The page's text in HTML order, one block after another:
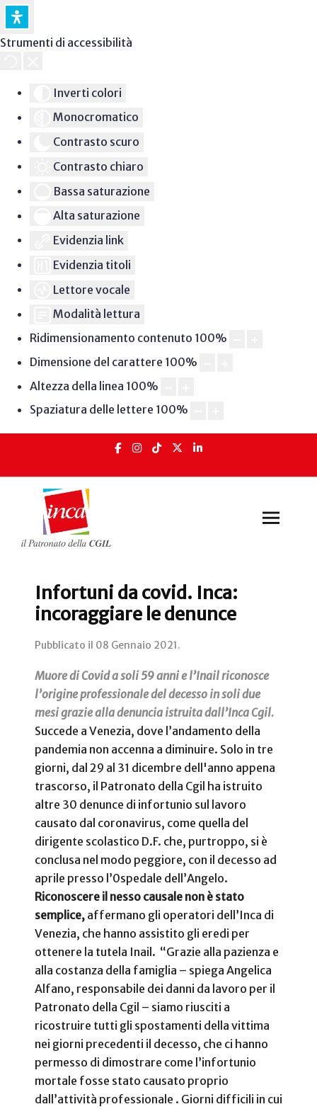
Strumenti di accessibilità
Inverti colori
Monocromatico
Contrasto scuro
Contrasto chiaro
Bassa saturazione
Alta saturazione
Evidenzia link
Evidenzia titoli
Lettore vocale
Modalità lettura
Ridimensionamento contenuto 100%
Dimensione del carattere 100%
Altezza della linea 100%
Spaziatura delle lettere 100%
Infortuni da covid. Inca:
incoraggiare le denunce
Pubblicato il 08 Gennaio 2021.
Muore di Covid a soli 59 anni e l’Inail riconosce
l’origine professionale del decesso in soli due
mesi grazie alla denuncia istruita dall’Inca Cgil.
Succede a Venezia, dove l’andamento della
pandemia non accenna a diminuire. Solo in tre
giorni, dal 29 al 31 dicembre dell'anno appena
trascorso, il Patronato della Cgil ha istruito
altre 30 denunce di infortunio sul lavoro
causato dal coronavirus, come quella del
dirigente scolastico D.F. che, purtroppo, si è
conclusa nel modo peggiore, con il decesso ad
aprile presso l’0spedale dell’Angelo.
Riconoscere il nesso causale non è stato
semplice, affermano gli operatori dell’Inca di
Venezia, che hanno assistito gli eredi per
ottenere la tutela Inail. “Grazie alla pazienza e
alla costanza della famiglia – spiega Angelica
Alfano, responsabile dei danni da lavoro per il
Patronato della Cgil – siamo riusciti a
ricostruire tutti gli spostamenti della vittima
nei giorni precedenti il decesso, che ci hanno
permesso di dimostrare come l’infortunio
mortale fosse stato causato proprio
dall’attività professionale . Giorni difficili in cui